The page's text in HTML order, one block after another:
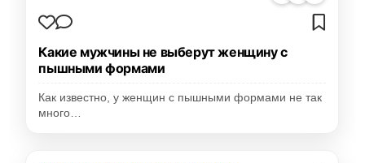
Какие мужчины не выберут женщину с
пышными формами
Как известно, у женщин с пышными формами не так
много…